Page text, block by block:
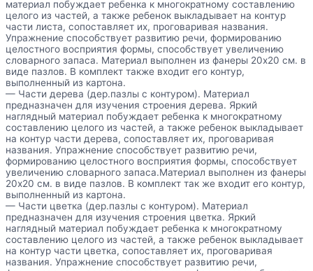
материал побуждает ребенка к многократному составлению
целого из частей, а также ребенок выкладывает на контур
части листа, сопоставляет их, проговаривая названия.
Упражнение способствует развитию речи, формированию
целостного восприятия формы, способствует увеличению
словарного запаса. Материал выполнен из фанеры 20х20 см. в
виде пазлов. В комплект также входит его контур,
выполненный из картона.
— Части дерева (дер.пазлы с контуром). Материал
предназначен для изучения строения дерева. Яркий
наглядный материал побуждает ребенка к многократному
составлению целого из частей, а также ребенок выкладывает
на контур части дерева, сопоставляет их, проговаривая
названия. Упражнение способствует развитию речи,
формированию целостного восприятия формы, способствует
увеличению словарного запаса.Материал выполнен из фанеры
20х20 см. в виде пазлов. В комплект так же входит его контур,
выполненный из картона.
— Части цветка (дер.пазлы с контуром). Материал
предназначен для изучения строения цветка. Яркий
наглядный материал побуждает ребенка к многократному
составлению целого из частей, а также ребенок выкладывает
на контур части цветка, сопоставляет их, проговаривая
названия. Упражнение способствует развитию речи,